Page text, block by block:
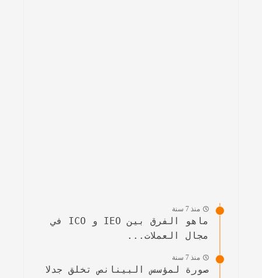
منذ 7 سنة
ماهو الفرق بين IEO و ICO في
مجال العملات...
منذ 7 سنة
صورة لمؤسس البينانص تخلق جدلا